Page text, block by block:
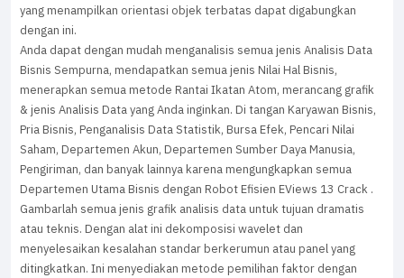
yang menampilkan orientasi objek terbatas dapat digabungkan
dengan ini.
Anda dapat dengan mudah menganalisis semua jenis Analisis Data
Bisnis Sempurna, mendapatkan semua jenis Nilai Hal Bisnis,
menerapkan semua metode Rantai Ikatan Atom, merancang grafik
& jenis Analisis Data yang Anda inginkan. Di tangan Karyawan Bisnis,
Pria Bisnis, Penganalisis Data Statistik, Bursa Efek, Pencari Nilai
Saham, Departemen Akun, Departemen Sumber Daya Manusia,
Pengiriman, dan banyak lainnya karena mengungkapkan semua
Departemen Utama Bisnis dengan Robot Efisien EViews 13 Crack .
Gambarlah semua jenis grafik analisis data untuk tujuan dramatis
atau teknis. Dengan alat ini dekomposisi wavelet dan
menyelesaikan kesalahan standar berkerumun atau panel yang
ditingkatkan. Ini menyediakan metode pemilihan faktor dengan